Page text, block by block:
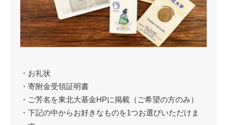
・お礼状
・寄附金受領証明書
・ご芳名を東北大基金HPに掲載（ご希望の方のみ）
・下記の中からお好きなものを1つお選びいただけま